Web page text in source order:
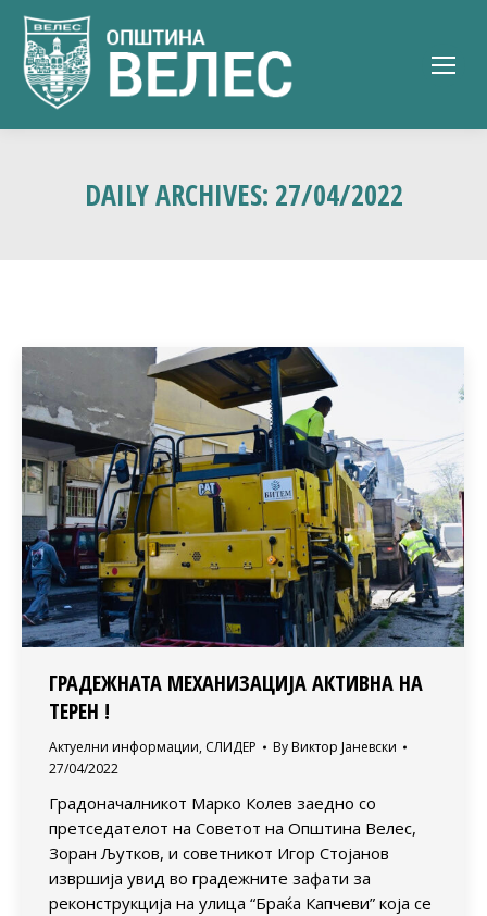
DAILY ARCHIVES: 27/04/2022
ГРАДЕЖНАТА МЕХАНИЗАЦИЈА АКТИВНА НА
ТЕРЕН !
Актуелни информации, СЛИДЕР By Виктор Јаневски
27/04/2022
Градоначалникот Марко Колев заедно со
претседателот на Советот на Општина Велес,
Зоран Љутков, и советникот Игор Стојанов
извршија увид во градежните зафати за
реконструкција на улица “Браќа Капчеви” која се